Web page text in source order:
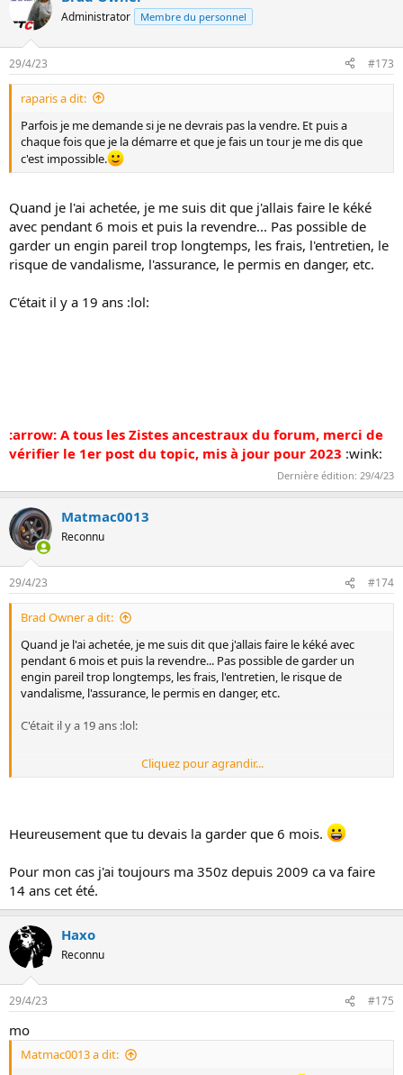
Administrator Membre du personnel
29/4/23 #173
raparis a dit:
Parfois je me demande si je ne devrais pas la vendre. Et puis a
chaque fois que je la démarre et que je fais un tour je me dis que
c'est impossible.
Quand je l'ai achetée, je me suis dit que j'allais faire le kéké
avec pendant 6 mois et puis la revendre... Pas possible de
garder un engin pareil trop longtemps, les frais, l'entretien, le
risque de vandalisme, l'assurance, le permis en danger, etc.
C'était il y a 19 ans :lol:
:arrow: A tous les Zistes ancestraux du forum, merci de
vérifier le 1er post du topic, mis à jour pour 2023 :wink:
Dernière édition: 29/4/23
Matmac0013
Reconnu
29/4/23 #174
Brad Owner a dit:
Quand je l'ai achetée, je me suis dit que j'allais faire le kéké avec
pendant 6 mois et puis la revendre... Pas possible de garder un
engin pareil trop longtemps, les frais, l'entretien, le risque de
vandalisme, l'assurance, le permis en danger, etc.
C'était il y a 19 ans :lol:
:arrow: A tous les Zistes ancestraux du forum, merci
de vérifier le 1er post du topic, mis à jour pour 2023
:wink:
Cliquez pour agrandir...
Heureusement que tu devais la garder que 6 mois.
Pour mon cas j'ai toujours ma 350z depuis 2009 ca va faire
14 ans cet été.
Haxo
Reconnu
29/4/23 #175
mo
Matmac0013 a dit: